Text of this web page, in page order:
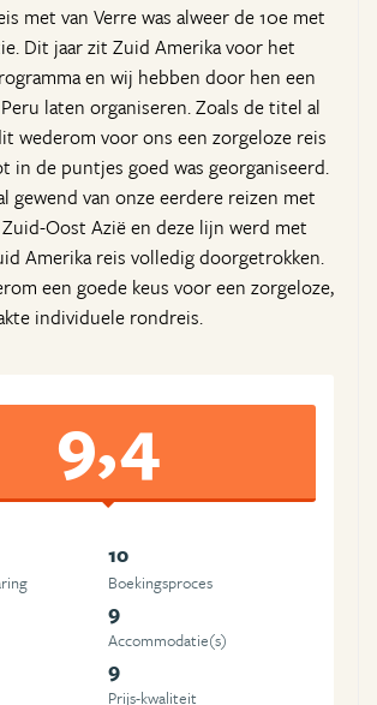
met van Verre was alweer de 10e met
Dit jaar zit Zuid Amerika voor het
en wij hebben door hen een
laten organiseren. Zoals de titel al
wederom voor ons een zorgeloze reis
in de puntjes goed was georganiseerd.
gewend van onze eerdere reizen met
Zuid-Oost Azië en deze lijn werd met
Amerika reis volledig doorgetrokken.
een goede keus voor een zorgeloze,
individuele rondreis.
9,4
10
Boekingsproces
9
Accommodatie(s)
9
Prijs-kwaliteit